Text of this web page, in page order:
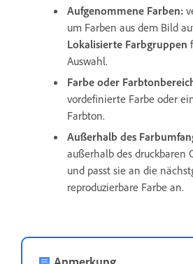
Aufgenommene Farben:
um Farben aus dem Bild
Lokalisierte Farbgruppen
Auswahl.
Farbe oder
vordefinierte Farbe oder
Farbton.
Außerhalb des
außerhalb des druckbaren
und passt sie an die
reproduzierbare Farbe an.